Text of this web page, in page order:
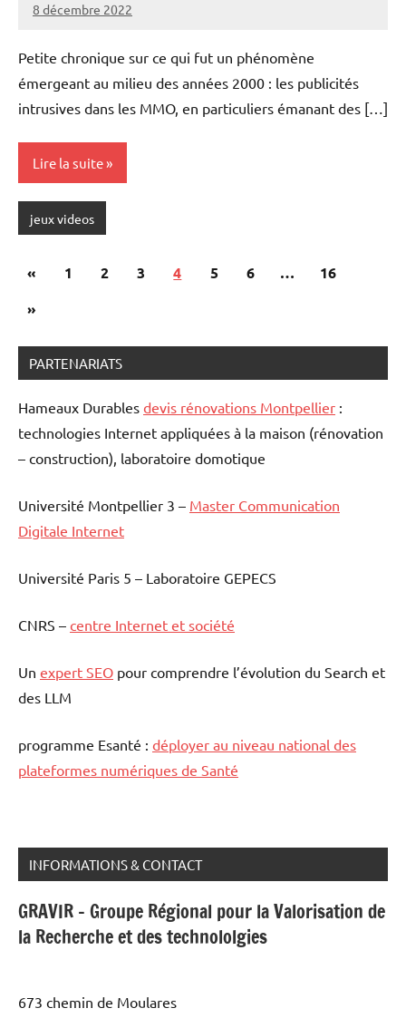
8 décembre 2022
rédaction
Petite chronique sur ce qui fut un phénomène
émergeant au milieu des années 2000 : les publicités
intrusives dans les MMO, en particuliers émanant des […]
Lire la suite
jeux videos
Pagination
«Publications
1 2 3 4 5 6 …
16
Articles
»
PARTENARIATS
Hameaux Durables devis rénovations Montpellier :
technologies Internet appliquées à la maison (rénovation
– construction), laboratoire domotique
Université Montpellier 3 – Master Communication
Digitale Internet
Université Paris 5 – Laboratoire GEPECS
CNRS – centre Internet et société
Un expert SEO pour comprendre l’évolution du Search et
des LLM
programme Esanté : déployer au niveau national des
plateformes numériques de Santé
INFORMATIONS & CONTACT
GRAVIR - Groupe Régional pour la Valorisation de
la Recherche et des technololgies
673 chemin de Moulares